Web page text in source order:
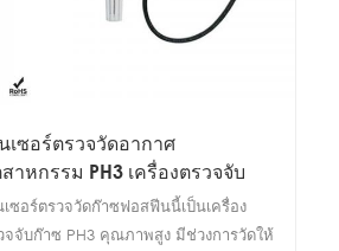
เซอร์ตรวจวัดอากาศ
าหกรรม PH3 เครื่องตรวจจับ
เซอร์ตรวจวัดก๊าซฟอสฟีนนี้เป็นเครื่อง
จจับก๊าซ PH3 คุณภาพสูง มีช่วงการวัดให้